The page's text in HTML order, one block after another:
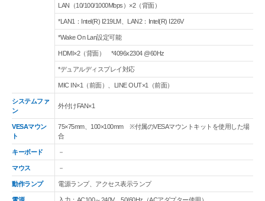
LAN（10/100/1000Mbps）×2（背面）
*LAN1：Intel(R) I219LM、LAN2：Intel(R) I226V
*Wake On Lan設定可能
HDMI×2（背面） *4096x2304 @60Hz
*デュアルディスプレイ対応
MIC IN×1（前面）、LINE OUT×1（前面）
システムファ
ン
外付けFAN×1
VESAマウン
ト
75×75mm、100×100mm ※付属のVESAマウントキットを使用した場
合
キーボード －
マウス －
動作ランプ 電源ランプ、アクセス表示ランプ